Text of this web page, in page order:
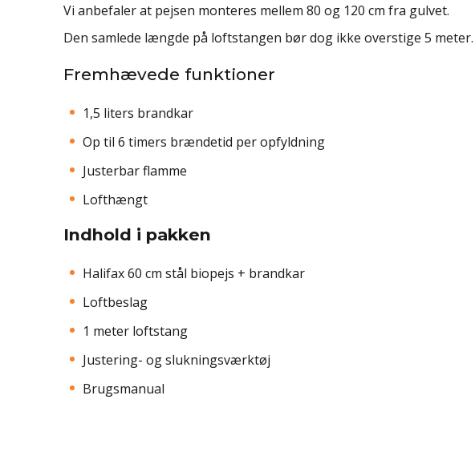
Vi anbefaler at pejsen monteres mellem 80 og 120 cm fra gulvet.
Den samlede længde på loftstangen bør dog ikke overstige 5 meter.
Fremhævede funktioner
1,5 liters brandkar
Op til 6 timers brændetid per opfyldning
Justerbar flamme
Lofthængt
Indhold i pakken
Halifax 60 cm stål biopejs + brandkar
Loftbeslag
1 meter loftstang
Justering- og slukningsværktøj
Brugsmanual